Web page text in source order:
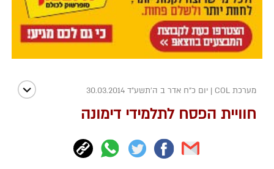
מערכת COL | יום כ"ח אדר ב ה׳תשע״ד 30.03.2014
חוויית הפסח לתלמידי דימונה